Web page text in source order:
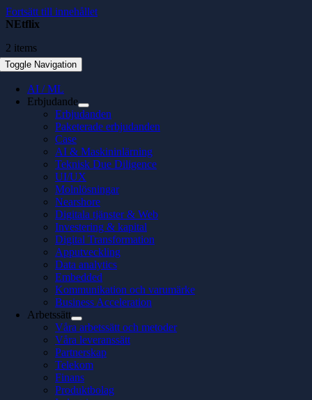
Fortsätt till innehållet
Toggle Navigation
AI / ML
Erbjudande
Erbjudanden
Paketerade erbjudanden
Case
AI & Maskininlärning
Teknisk Due Diligence
UI/UX
Molnlösningar
Nearshore
Digitala tjänster & Web
Investering & kapital
Digital Transformation
Apputveckling
Data analytics
Embedded
Kommunikation och varumärke
Business Acceleration
Arbetssätt
Våra arbetssätt och metoder
Våra leveranssätt
Partnerskap
Telekom
Finans
Produktbolag
NEtflix
2 items